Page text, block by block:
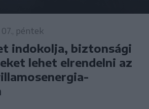
péntek
indokolja, biztonsági
lehet elrendelni az